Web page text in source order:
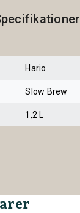
Hario
Slow Brew
1,2 L